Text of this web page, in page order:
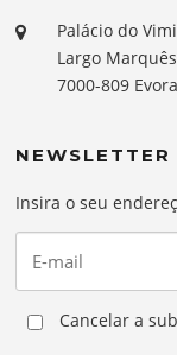
Palácio do
Largo
7000-809
NEWSLETTER
Insira o seu
Cancelar a